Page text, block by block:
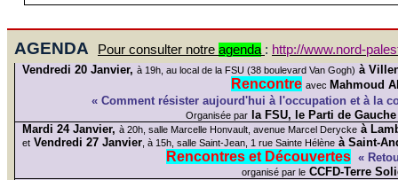
AGENDA Pour consulter notre agenda : http://www.nord-
Vendredi 20 Janvier, à 19h, au local de la FSU (38 boulevard Van Gogh) à
Rencontre avec Mahmoud
« Comment résister aujourd'hui à l'occupation et à la
Organisée par
la FSU, le Parti de Gauche
Mardi 24 Janvier, à 20h, salle Marcelle Honvault , avenue Marcel Derycke à
et Vendredi 27 Janvier , à 15h, salle Saint-Jean, 1 rue Sainte Hélène à Saint-
Rencontres et Découvertes«
organisé par le CCFD-Terre